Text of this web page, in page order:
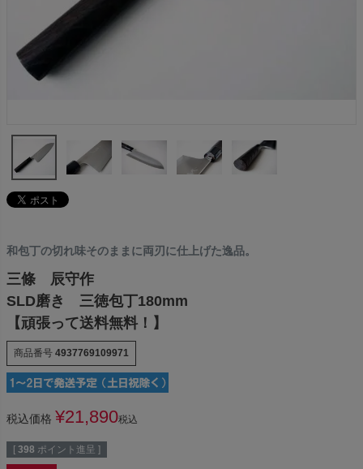
和包丁の切れ味そのままに両刃に仕上げた逸品。
三條 辰守作
SLD磨き 三徳包丁180mm
【頑張って送料無料！】
商品番号 4937769109971
税込価格 ¥21,890税込
[ 398 ポイント進呈 ]